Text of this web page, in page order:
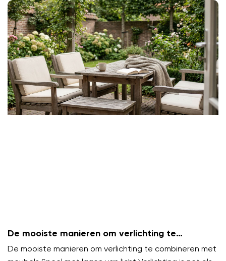
De mooiste manieren om verlichting te
combineren met meubels
De mooiste manieren om verlichting te combineren met